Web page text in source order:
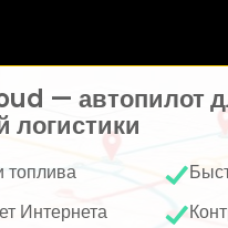
— автопилот
логистики
топлива
Интернета